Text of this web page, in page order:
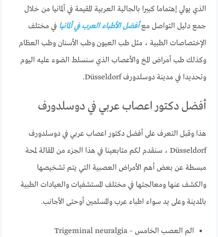
الذي يولي إهتماما كبيرا بالجالية العربية المقيمة في ألمانيا من خلال
جمع دليل التواصل معأفضل الأطباء العرب في ألمانيا في مختلف
الإختصاصات الطبية ، مثل طب العيون وطب الأسنان وطب العظام
وكذلك طب أمراض المخ والأعصاب الذي سنسلط الضوء عليه اليوم
وتحديدا في مدينة دوسلدورف Düsseldorf.
أفضل دكتور اعصاب عربي في دوسلدورف
هذا وقبل التعرف على أفضل دكتور اعصاب عربي في دوسلدورف
Düsseldorf ، سنقدم لكم متابعينا في هذا الجزء من المقالة لمحة
مبسطة عن بعض أهم الأمراض العصبية التي يتم تشخيصها
والكشف عنها ومعالجتها في مختلف المستشفيات والعيادات الطبية
بالمدينة وعلى يد سواء اطباء عرب والمسلمين أوحتى الأجانب.
الم العصب الخامس – Trigeminal neuralgia